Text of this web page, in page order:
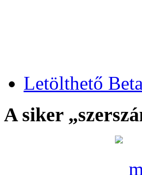
Letölthető
A siker